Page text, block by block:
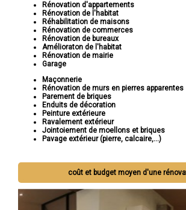
Rénovation d'appartements
Rénovation de l'habitat
Réhabilitation de maisons
Rénovation de commerces
Rénovation de bureaux
Amélioraton de l'habitat
Rénovation de mairie
Garage
Maçonnerie
Rénovation de murs en pierres apparentes
Parement de briques
Enduits de décoration
Peinture extérieure
Ravalement extérieur
Jointoiement de moellons et briques
Pavage extérieur (pierre, calcaire,...)
coût et budget moyen d'une